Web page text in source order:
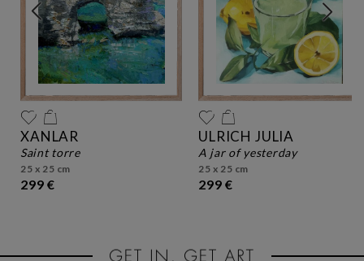
XANLAR
saint torre
25 x 25 cm
299 €
ULRICH JULIA
a jar of yesterday
25 x 25 cm
299 €